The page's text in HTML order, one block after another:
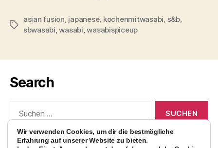
Schlagwörter
asian fusion, japanese, kochenmitwasabi, s&b,
sbwasabi,wasabi,wasabispiceup
Search
nach:
Wir verwenden Cookies, um dir die bestmögliche
Erfahrung auf unserer Website zu bieten.